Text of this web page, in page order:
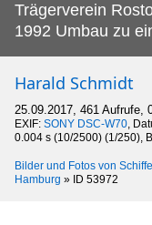
Trägerverein
1992 Umbau zu
Harald Schmidt
25.09.2017, 461 Aufrufe,
EXIF: SONY DSC-W70,
0.004 s (10/2500) (1/250),
Bilder und Fotos von
Hamburg » ID 53972